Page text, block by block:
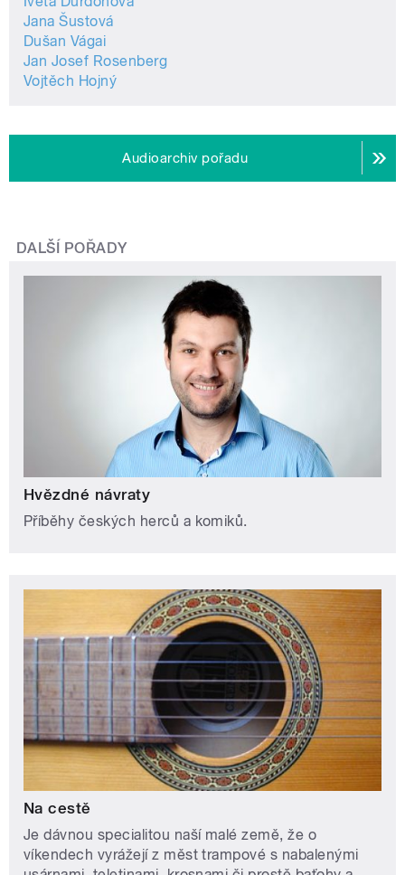
Jana Šustová
Dušan Vágai
Jan Josef Rosenberg
Vojtěch Hojný
Audioarchiv pořadu
DALŠÍ POŘADY
Hvězdné návraty
Příběhy českých herců a komiků.
Na cestě
Je dávnou specialitou naší malé země, že o
víkendech vyrážejí z měst trampové s nabalenými